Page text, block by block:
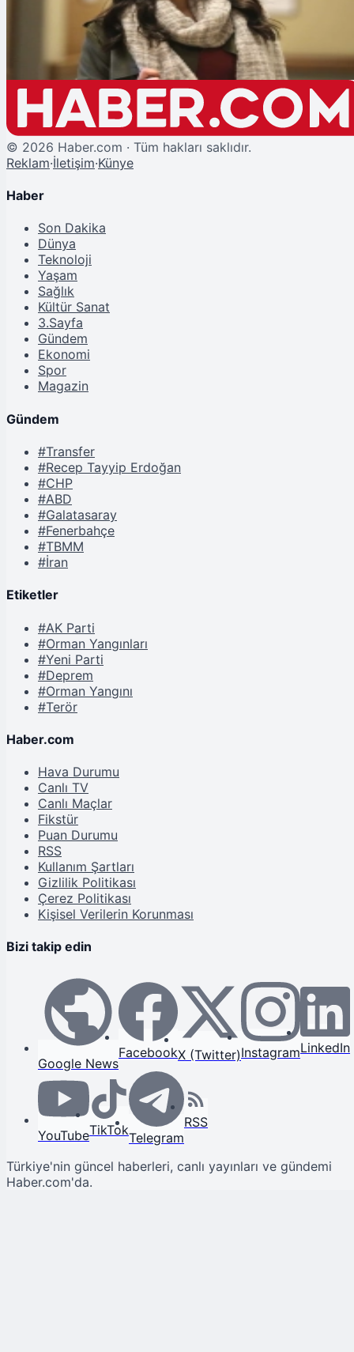
Karaağaç Destanı Zeynep Kimdir? Sevtap Özaltun'un Karaağaç Destanı
Dizisindeki Rolü ve Hayatı
© 2026 Haber.com · Tüm hakları saklıdır.
Reklam·İletişim·Künye
Haber
Son Dakika
Dünya
Teknoloji
Yaşam
Sağlık
Kültür Sanat
3.Sayfa
Gündem
Ekonomi
Spor
Magazin
Gündem
#Transfer
#Recep Tayyip Erdoğan
#CHP
#ABD
#Galatasaray
#Fenerbahçe
#TBMM
#İran
Etiketler
#AK Parti
#Orman Yangınları
#Yeni Parti
#Deprem
#Orman Yangını
#Terör
Haber.com
Hava Durumu
Canlı TV
Canlı Maçlar
Fikstür
Puan Durumu
RSS
Kullanım Şartları
Gizlilik Politikası
Çerez Politikası
Kişisel Verilerin Korunması
Bizi takip edin
Google News
FacebookX (Twitter)InstagramLinkedIn
YouTubeTikTokTelegram
RSS
Türkiye'nin güncel haberleri, canlı yayınları ve gündemi
Haber.com'da.